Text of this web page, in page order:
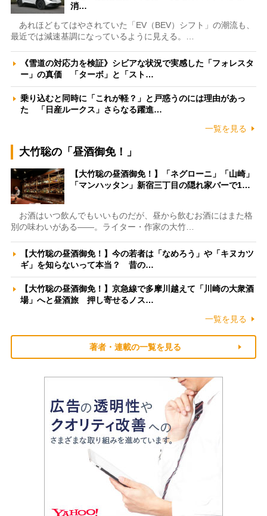
消…
あれほどもてはやされていた「EV（BEV）シフト」の潮流も、
最近では減速基調になっているように見える。…
《雪道の対応力を検証》シビアな状況で実感した「フォレスタ
ー」の真価 「ターボ」と「スト…
乗り込むと同時に「これが軽？」と戸惑うのには理由があっ
た 「日産ルークス」さらなる躍進…
一覧を見る
大竹聡の「昼酒御免！」
【大竹聡の昼酒御免！】「ネグローニ」「山崎」
「マンハッタン」新宿三丁目の隠れ家バーで1…
お酒はいつ飲んでもいいものだが、昼から飲むお酒にはまた格
別の味わいがある――。ライター・作家の大竹…
【大竹聡の昼酒御免！】今の若者は「なめろう」や「キヌカツ
ギ」を知らないって本当？ 昔の…
【大竹聡の昼酒御免！】京急線で多摩川越えて「川崎の大衆酒
場」へと昼酒旅 押し寄せるノス…
一覧を見る
著者・連載の一覧を見る